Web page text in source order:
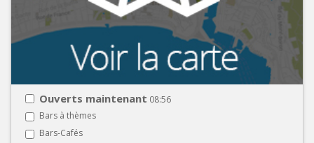
Ouverts maintenant 08:56
Bars à thèmes
Bars-Cafés